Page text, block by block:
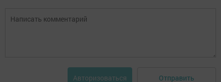
Авторизоваться Отправить